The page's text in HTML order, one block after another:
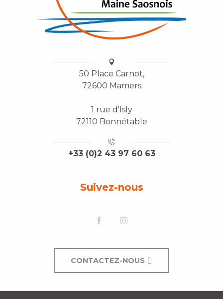
50 Place Carnot,
72600 Mamers
1 rue d'Isly
72110 Bonnétable
+33 (0)2 43 97 60 63
Suivez-nous
CONTACTEZ-NOUS